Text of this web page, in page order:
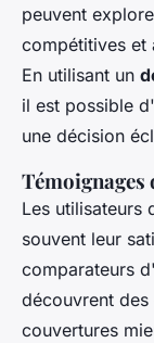
peuvent
compétitives et
En utilisant un
il est possible
une décision
Les utilisateurs
souvent leur
comparateurs
découvrent des
couvertures